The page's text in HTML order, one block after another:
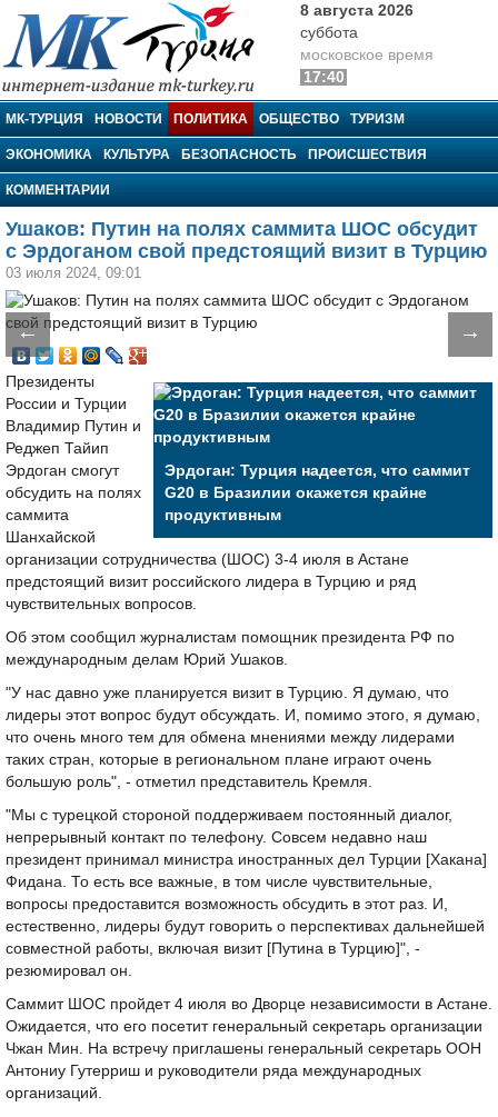
МК-Турция
8 августа 2026
суббота
московское время
17:40
МК-ТУРЦИЯ НОВОСТИ ПОЛИТИКА ОБЩЕСТВО ТУРИЗМ
ЭКОНОМИКА КУЛЬТУРА БЕЗОПАСНОСТЬ ПРОИСШЕСТВИЯ
КОММЕНТАРИИ
Ушаков: Путин на полях саммита ШОС обсудит
с Эрдоганом свой предстоящий визит в Турцию
03 июля 2024, 09:01
← →
Эрдоган: Турция надеется, что саммит
G20 в Бразилии окажется крайне
продуктивным
Президенты
России и Турции
Владимир Путин и
Реджеп Тайип
Эрдоган смогут
обсудить на полях
саммита
Шанхайской
организации сотрудничества (ШОС) 3-4 июля в Астане
предстоящий визит российского лидера в Турцию и ряд
чувствительных вопросов.
Об этом сообщил журналистам помощник президента РФ по
международным делам Юрий Ушаков.
"У нас давно уже планируется визит в Турцию. Я думаю, что
лидеры этот вопрос будут обсуждать. И, помимо этого, я думаю,
что очень много тем для обмена мнениями между лидерами
таких стран, которые в региональном плане играют очень
большую роль", - отметил представитель Кремля.
"Мы с турецкой стороной поддерживаем постоянный диалог,
непрерывный контакт по телефону. Совсем недавно наш
президент принимал министра иностранных дел Турции [Хакана]
Фидана. То есть все важные, в том числе чувствительные,
вопросы предоставится возможность обсудить в этот раз. И,
естественно, лидеры будут говорить о перспективах дальнейшей
совместной работы, включая визит [Путина в Турцию]", -
резюмировал он.
Саммит ШОС пройдет 4 июля во Дворце независимости в Астане.
Ожидается, что его посетит генеральный секретарь организации
Чжан Мин. На встречу приглашены генеральный секретарь ООН
Антониу Гутерриш и руководители ряда международных
организаций.